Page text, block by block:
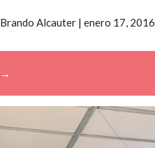
Brando Alcauter | enero 17, 2016
→